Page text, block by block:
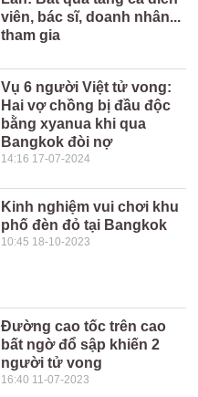
viên, bác sĩ, doanh nhân...
tham gia
Vụ 6 người Việt tử vong:
Hai vợ chồng bị đầu độc
bằng xyanua khi qua
Bangkok đòi nợ
14:16 17-07-2024
Kinh nghiệm vui chơi khu
phố đèn đỏ tại Bangkok
10:45 18-10-2023
Đường cao tốc trên cao
bất ngờ đổ sập khiến 2
người tử vong
16:40 11-07-2023